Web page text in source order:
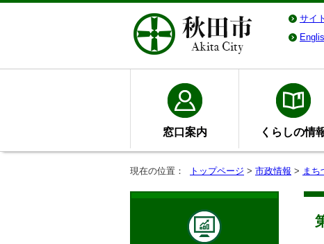
サイ
窓口案内 くらしの情
現在の位置： トップページ > 市政情報 > まち